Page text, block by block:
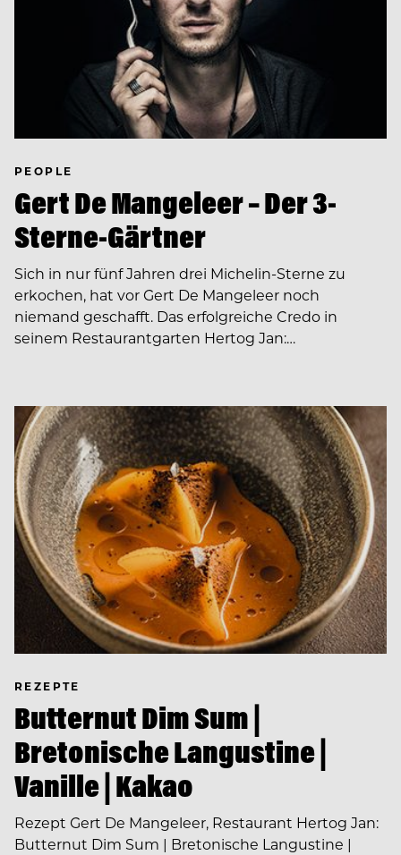
PEOPLE
Gert De Mangeleer – Der 3-
Sterne-Gärtner
Sich in nur fünf Jahren drei Michelin-Sterne zu
erkochen, hat vor Gert De Mangeleer noch
niemand geschafft. Das erfolgreiche Credo in
seinem Restaurantgarten Hertog Jan:…
REZEPTE
Butternut Dim Sum |
Bretonische Langustine |
Vanille | Kakao
Rezept Gert De Mangeleer, Restaurant Hertog Jan:
Butternut Dim Sum | Bretonische Langustine |